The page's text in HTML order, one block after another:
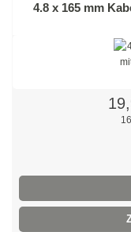
Rot
Edelstahlbinder 304
4.8 x 165 mm